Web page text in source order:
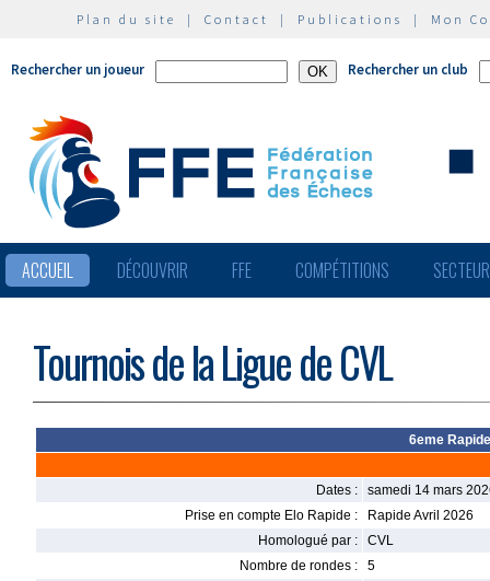
Plan du site | Contact | Publications | Mon
Rechercher un joueur Rechercher un club
ACCUEIL DÉCOUVRIR FFE COMPÉTITIONS
Tournois de la Ligue de CVL
6eme
Dates :
samedi 14 mars
Prise en compte Elo Rapide :
Rapide Avril 2026
Homologué par :
CVL
Nombre de rondes :
5